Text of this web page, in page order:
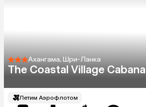
Ахангама, Шри-Ланка
The Coastal Village Cabana
Летим Аэрофлотом